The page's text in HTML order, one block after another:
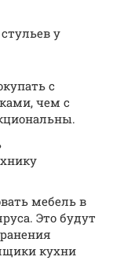
у
с
чем с
мебель в
Это будут
кухни